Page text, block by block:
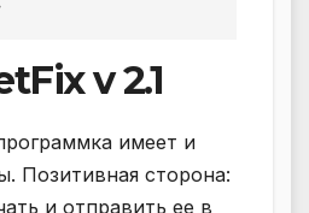
v 2.1
имеет и
Позитивная сторона:
и отправить ее в